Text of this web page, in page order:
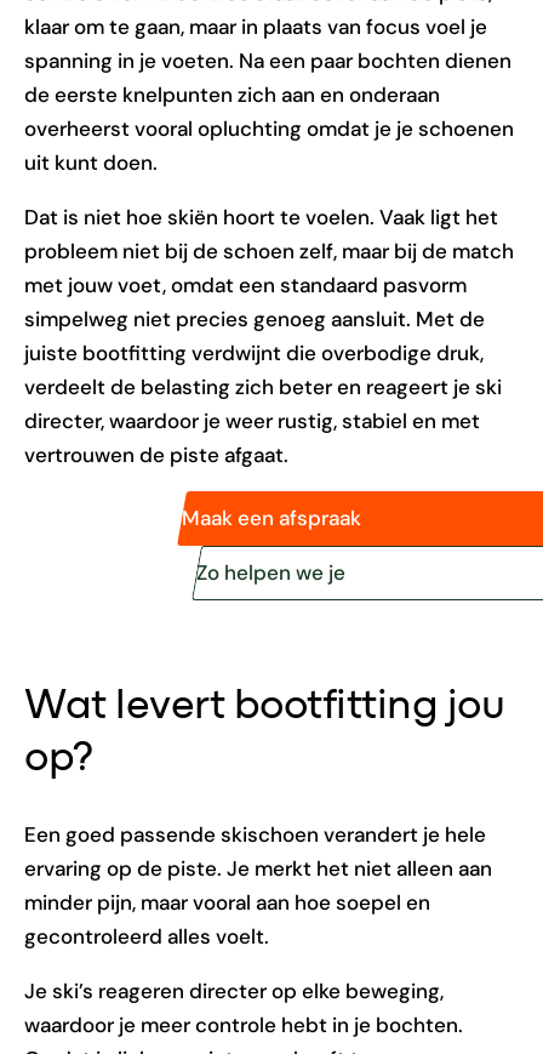
klaar om te gaan, maar in plaats van focus voel je
spanning in je voeten. Na een paar bochten dienen
de eerste knelpunten zich aan en onderaan
overheerst vooral opluchting omdat je je schoenen
uit kunt doen.
Dat is niet hoe skiën hoort te voelen. Vaak ligt het
probleem niet bij de schoen zelf, maar bij de match
met jouw voet, omdat een standaard pasvorm
simpelweg niet precies genoeg aansluit. Met de
juiste bootfitting verdwijnt die overbodige druk,
verdeelt de belasting zich beter en reageert je ski
directer, waardoor je weer rustig, stabiel en met
vertrouwen de piste afgaat.
Maak een afspraak
Zo helpen we je
Wat levert bootfitting jou
op?
Een goed passende skischoen verandert je hele
ervaring op de piste. Je merkt het niet alleen aan
minder pijn, maar vooral aan hoe soepel en
gecontroleerd alles voelt.
Je ski’s reageren directer op elke beweging,
waardoor je meer controle hebt in je bochten.